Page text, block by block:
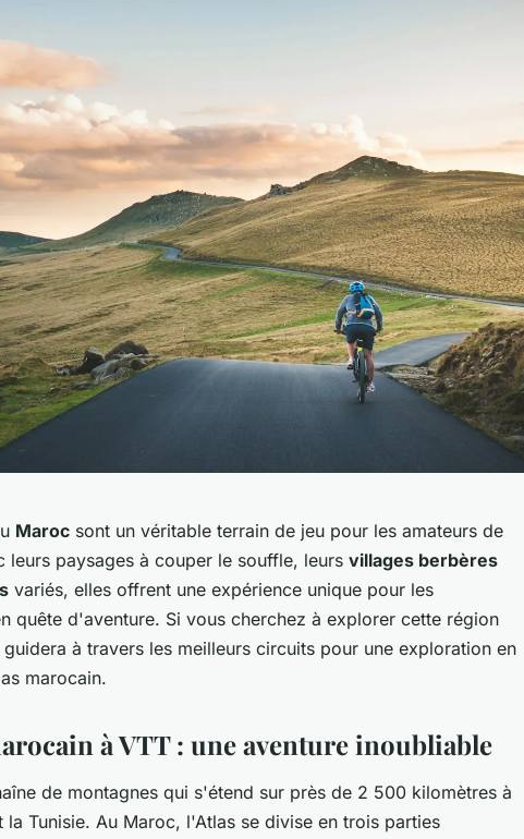
Maroc sont un véritable terrain de jeu pour les amateurs de
leurs paysages à couper le souffle, leurs villages berbères
variés, elles offrent une expérience unique pour les
quête d'aventure. Si vous cherchez à explorer cette région
à travers les meilleurs circuits pour une exploration en
marocain.
à VTT : une aventure inoubliable
de montagnes qui s'étend sur près de 2 500 kilomètres à
Tunisie. Au Maroc, l'Atlas se divise en trois parties